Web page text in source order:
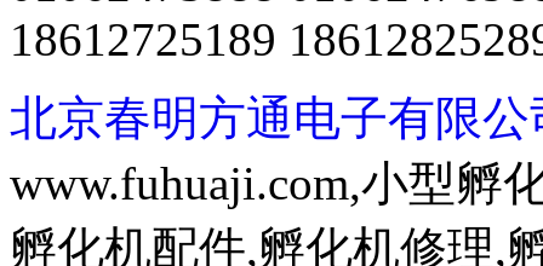
18612725189
北京春明方通电子有限公
www.fuhuaji.com,小型孵
孵化机配件,孵化机修理,